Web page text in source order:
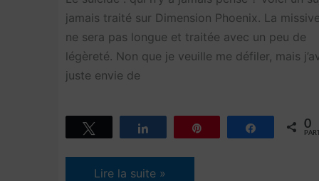
jamais traité sur Dimension Phoenix. La missive
ne sera pas longue et traitée avec un peu de
légèreté. Non que je veuille me défiler, mais
juste envie de
Tweetez Partagez Partagez 0
Le
Lire la suite »